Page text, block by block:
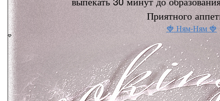
Приятного
🍓 Ням-Ням 🍓